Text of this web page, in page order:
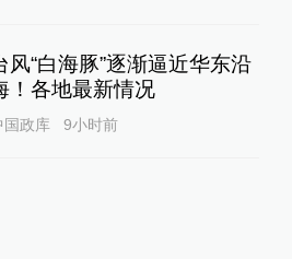
风“白海豚”逐渐逼近华东沿
！各地最新情况
国政库 9小时前